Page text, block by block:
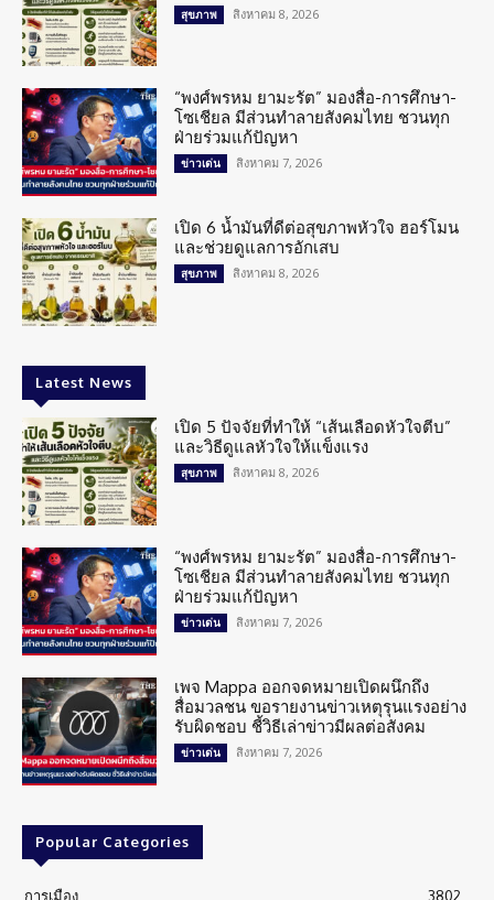
สุขภาพ สิงหาคม 8, 2026
“พงศ์พรหม ยามะรัต” มองสื่อ-การศึกษา-
โซเชียล มีส่วนทำลายสังคมไทย ชวนทุก
ฝ่ายร่วมแก้ปัญหา
ข่าวเด่น สิงหาคม 7, 2026
เปิด 6 น้ำมันที่ดีต่อสุขภาพหัวใจ ฮอร์โมน
และช่วยดูแลการอักเสบ
สุขภาพ สิงหาคม 8, 2026
Latest News
เปิด 5 ปัจจัยที่ทำให้ “เส้นเลือดหัวใจตีบ”
และวิธีดูแลหัวใจให้แข็งแรง
สุขภาพ สิงหาคม 8, 2026
“พงศ์พรหม ยามะรัต” มองสื่อ-การศึกษา-
โซเชียล มีส่วนทำลายสังคมไทย ชวนทุก
ฝ่ายร่วมแก้ปัญหา
ข่าวเด่น สิงหาคม 7, 2026
เพจ Mappa ออกจดหมายเปิดผนึกถึง
สื่อมวลชน ขอรายงานข่าวเหตุรุนแรงอย่าง
รับผิดชอบ ชี้วิธีเล่าข่าวมีผลต่อสังคม
ข่าวเด่น สิงหาคม 7, 2026
Popular Categories
การเมือง 3802